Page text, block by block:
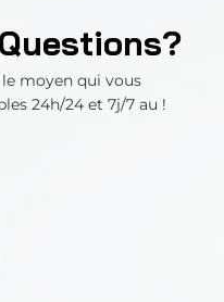
moyen qui vous
24h/24 et 7j/7 au !